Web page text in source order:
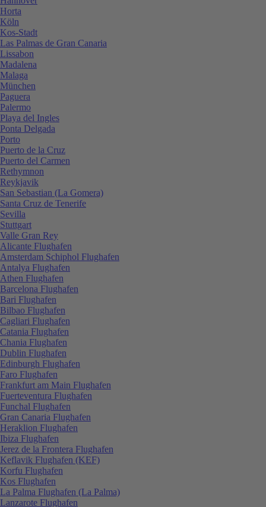
Horta
Köln
Kos-Stadt
Las Palmas de Gran Canaria
Lissabon
Madalena
Malaga
München
Paguera
Palermo
Playa del Ingles
Ponta Delgada
Porto
Puerto de la Cruz
Puerto del Carmen
Rethymnon
Reykjavik
San Sebastian (La Gomera)
Santa Cruz de Tenerife
Sevilla
Stuttgart
Valle Gran Rey
Alicante Flughafen
Amsterdam Schiphol Flughafen
Antalya Flughafen
Athen Flughafen
Barcelona Flughafen
Bari Flughafen
Bilbao Flughafen
Cagliari Flughafen
Catania Flughafen
Chania Flughafen
Dublin Flughafen
Edinburgh Flughafen
Faro Flughafen
Frankfurt am Main Flughafen
Fuerteventura Flughafen
Funchal Flughafen
Gran Canaria Flughafen
Heraklion Flughafen
Ibiza Flughafen
Jerez de la Frontera Flughafen
Keflavik Flughafen (KEF)
Korfu Flughafen
Kos Flughafen
La Palma Flughafen (La Palma)
Lanzarote Flughafen